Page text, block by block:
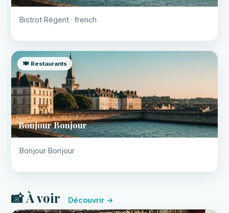
Bistrot Régent · french
🍽️ Restaurants
Bonjour Bonjour
Bonjour Bonjour
📸 À voir Découvrir →